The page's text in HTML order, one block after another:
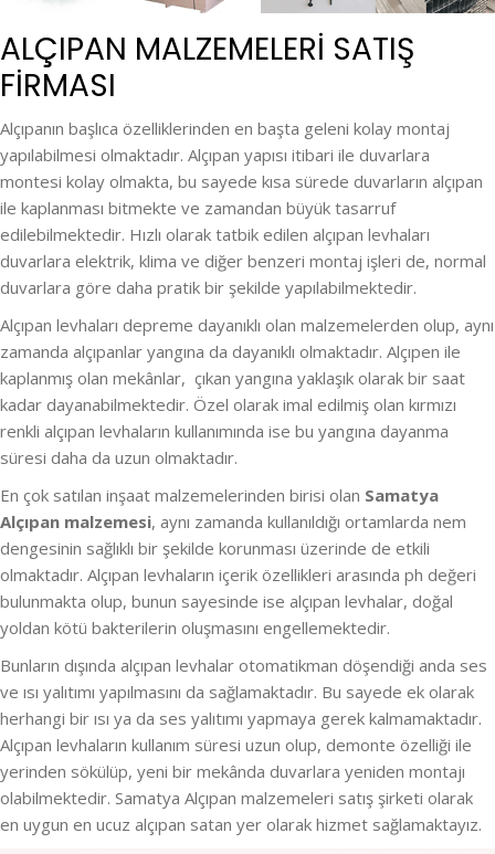
ALÇIPAN MALZEMELERI SATIŞ
FİRMASI
Alçıpanın başlıca özelliklerinden en başta geleni kolay montaj
yapılabilmesi olmaktadır. Alçıpan yapısı itibari ile duvarlara
montesi kolay olmakta, bu sayede kısa sürede duvarların alçıpan
ile kaplanması bitmekte ve zamandan büyük tasarruf
edilebilmektedir. Hızlı olarak tatbik edilen alçıpan levhaları
duvarlara elektrik, klima ve diğer benzeri montaj işleri de, normal
duvarlara göre daha pratik bir şekilde yapılabilmektedir.
Alçıpan levhaları depreme dayanıklı olan malzemelerden olup, aynı
zamanda alçıpanlar yangına da dayanıklı olmaktadır. Alçıpen ile
kaplanmış olan mekânlar, çıkan yangına yaklaşık olarak bir saat
kadar dayanabilmektedir. Özel olarak imal edilmiş olan kırmızı
renkli alçıpan levhaların kullanımında ise bu yangına dayanma
süresi daha da uzun olmaktadır.
En çok satılan inşaat malzemelerinden birisi olan Samatya
Alçıpan malzemesi, aynı zamanda kullanıldığı ortamlarda nem
dengesinin sağlıklı bir şekilde korunması üzerinde de etkili
olmaktadır. Alçıpan levhaların içerik özellikleri arasında ph değeri
bulunmakta olup, bunun sayesinde ise alçıpan levhalar, doğal
yoldan kötü bakterilerin oluşmasını engellemektedir.
Bunların dışında alçıpan levhalar otomatikman döşendiği anda ses
ve ısı yalıtımı yapılmasını da sağlamaktadır. Bu sayede ek olarak
herhangi bir ısı ya da ses yalıtımı yapmaya gerek kalmamaktadır.
Alçıpan levhaların kullanım süresi uzun olup, demonte özelliği ile
yerinden sökülüp, yeni bir mekânda duvarlara yeniden montajı
olabilmektedir. Samatya Alçıpan malzemeleri satış şirketi olarak
en uygun en ucuz alçıpan satan yer olarak hizmet sağlamaktayız.